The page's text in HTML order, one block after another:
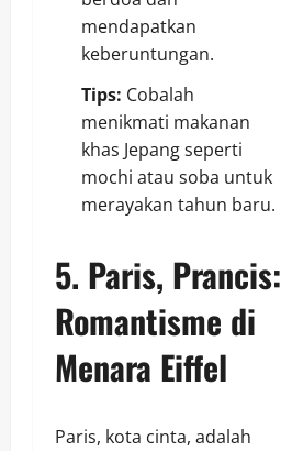
mendapatkan
keberuntungan.
Tips: Cobalah
menikmati makanan
khas Jepang seperti
mochi atau soba untuk
merayakan tahun baru.
5. Paris, Prancis:
Romantisme di
Menara Eiffel
Paris, kota cinta, adalah